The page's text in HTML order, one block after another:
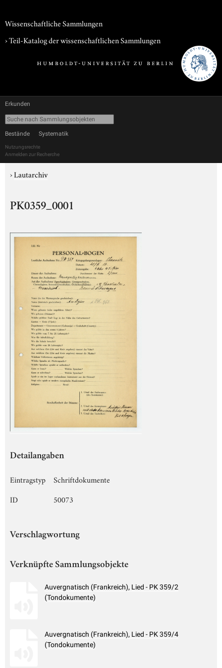
Wissenschaftliche Sammlungen
› Teil-Katalog der wissenschaftlichen Sammlungen
Erkunden
Bestände Systematik
Nutzungsrechte
Anmelden zur Recherche
›Lautarchiv
PK0359_0001
Detailangaben
Eintragstyp
Schriftdokumente
ID
50073
Verschlagwortung
Verknüpfte Sammlungsobjekte
Auvergnatisch (Frankreich), Lied - PK 359/2
(Tondokumente)
Auvergnatisch (Frankreich), Lied - PK 359/4
(Tondokumente)